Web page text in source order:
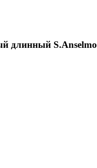
длинный S.Anselmo